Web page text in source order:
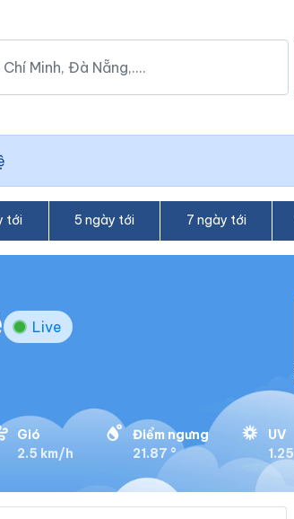
tới 5 ngày tới 7 ngày tới
Live
Gió
2.5 km/h
Điểm ngưng
21.87 °
UV
1.25